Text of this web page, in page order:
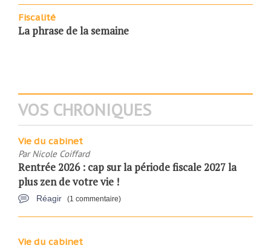
Fiscalité
La phrase de la semaine
VOS CHRONIQUES
Vie du cabinet
ParNicole Coiffard
Rentrée 2026 : cap sur la période fiscale 2027 la
plus zen de votre vie !
Réagir (1 commentaire)
Vie du cabinet